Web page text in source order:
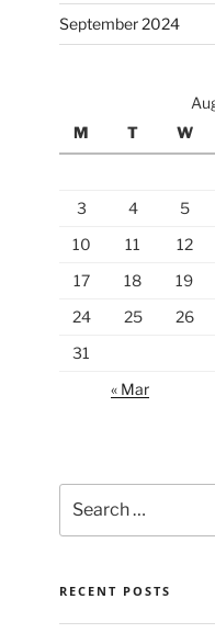
September 2024
M
T W
3
4 5
10
11 12
17
18 19
24
25 26
31
« Mar
for:
RECENT POSTS